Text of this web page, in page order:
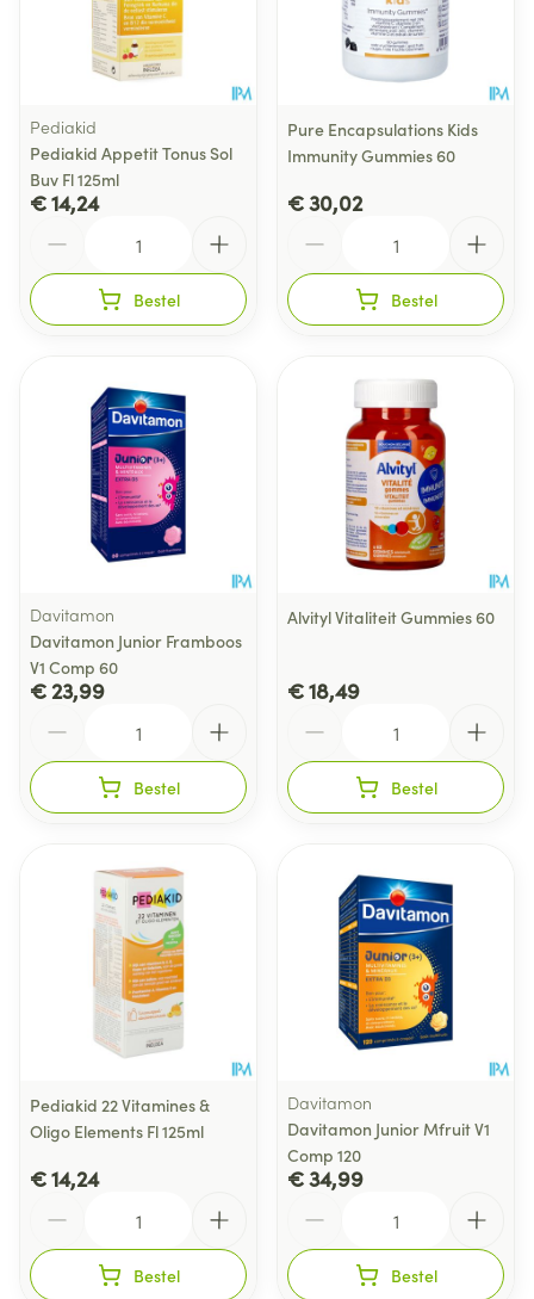
Pediakid
Pediakid Appetit Tonus Sol
Buv Fl 125ml
€ 14,24
Bestel
Pure Encapsulations Kids
Immunity Gummies 60
€ 30,02
Bestel
Davitamon
Davitamon Junior Framboos
V1 Comp 60
€ 23,99
Bestel
Alvityl Vitaliteit Gummies 60
€ 18,49
Bestel
Pediakid 22 Vitamines &
Oligo Elements Fl 125ml
€ 14,24
Bestel
Davitamon
Davitamon Junior Mfruit V1
Comp 120
€ 34,99
Bestel